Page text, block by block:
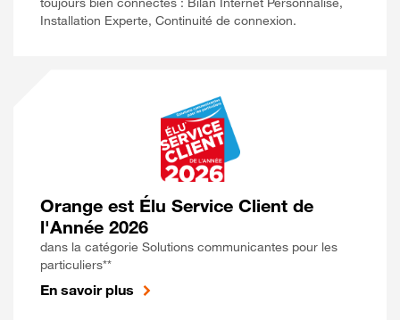
Installation Experte, Continuité de connexion.
Orange est Élu Service Client de
l'Année 2026
dans la catégorie Solutions communicantes pour les
particuliers**
En savoir plus